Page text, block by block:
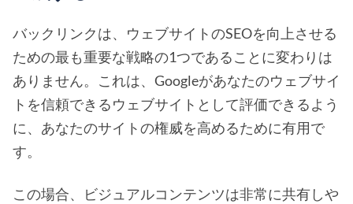
バックリンクは、ウェブサイトのSEOを向上させる
ための最も重要な戦略の1つであることに変わりは
ありません。これは、Googleがあなたのウェブサイ
トを信頼できるウェブサイトとして評価できるよう
に、あなたのサイトの権威を高めるために有用で
す。
この場合、ビジュアルコンテンツは非常に共有しや